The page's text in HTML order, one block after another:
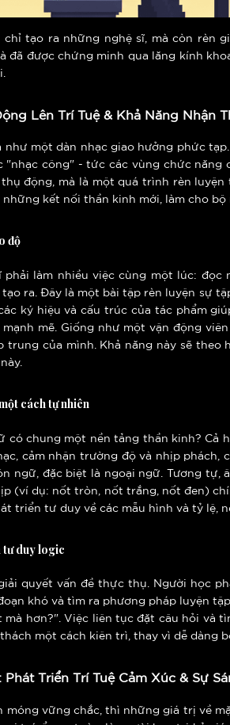
tạo ra những nghệ sĩ, mà còn rèn
đã được chứng minh qua lăng kính
Lên Trí Tuệ & Khả Năng Nhận
một dàn nhạc giao hưởng phức
công" - tức các vùng chức
động, mà là một quá trình rèn
kết nối thần kinh mới, làm cho
độ
làm nhiều việc cùng một lúc:
ra. Đây là một bài tập rèn luyện sự
ký hiệu và cấu trúc của tác phẩm
mẽ. Giống như một vận động
của mình. Khả năng này sẽ
cách tự nhiên
có chung một nền tảng thần kinh? Cả
cảm nhận trường độ và nhịp
ngữ, đặc biệt là ngoại ngữ. Tương tự,
(ví dụ: nốt tròn, nốt trắng, nốt đen)
triển tư duy về các mẫu hình và tỷ lệ,
tư duy logic
quyết vấn đề thực thụ. Người học
khó và tìm ra phương pháp luyện
mà hơn?". Việc liên tục đặt câu hỏi và
một cách kiên trì, thay vì dễ dàng
Triển Trí Tuệ Cảm Xúc & Sự
vững chắc, thì những giá trị về